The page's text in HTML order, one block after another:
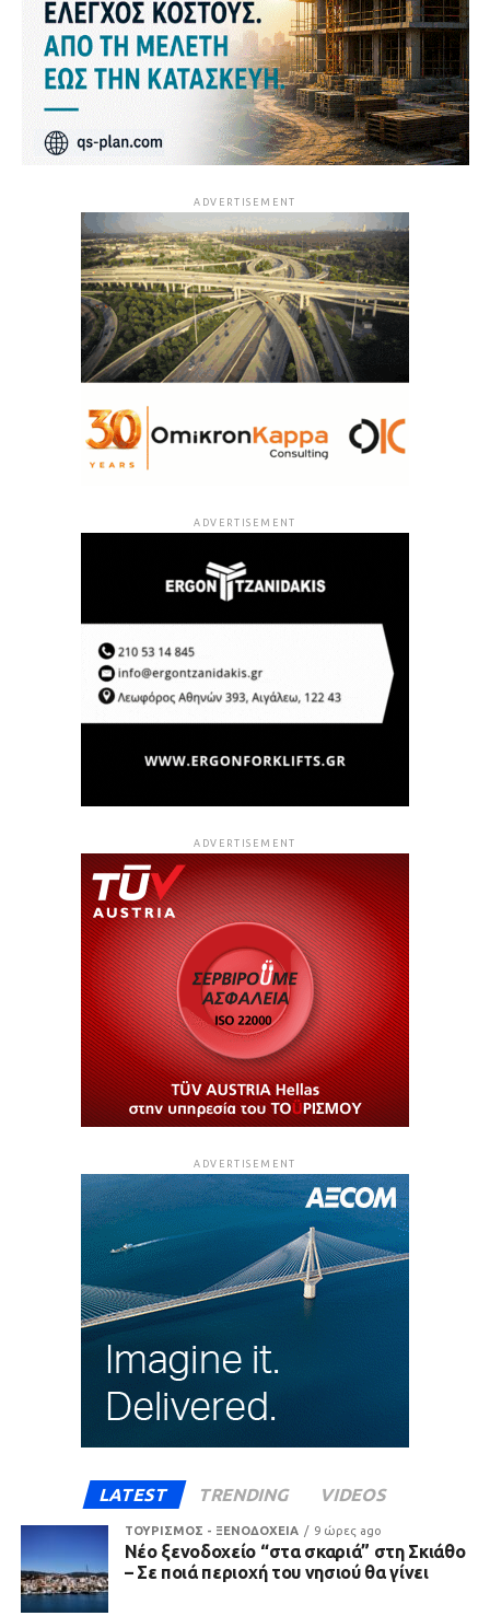
ADVERTISEMENT
ADVERTISEMENT
ADVERTISEMENT
ADVERTISEMENT
LATEST TRENDING VIDEOS
ΤΟΥΡΙΣΜΟΣ - ΞΕΝΟΔΟΧΕΙΑ 9 ώρες ago
Νέο ξενοδοχείο “στα σκαριά” στη Σκιάθο
– Σε ποιά περιοχή του νησιού θα γίνει